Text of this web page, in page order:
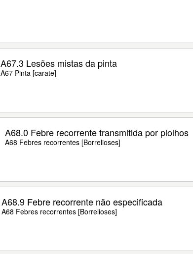
A67.3 Lesões mistas da pinta
A67 Pinta [carate]
A68.0 Febre recorrente transmitida por piolhos
A68 Febres recorrentes [Borrelioses]
A68.9 Febre recorrente não especificada
A68 Febres recorrentes [Borrelioses]